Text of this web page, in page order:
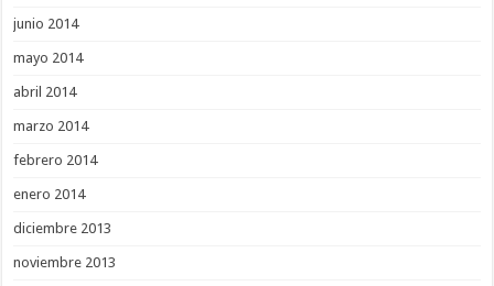
junio 2014
mayo 2014
abril 2014
marzo 2014
febrero 2014
enero 2014
diciembre 2013
noviembre 2013